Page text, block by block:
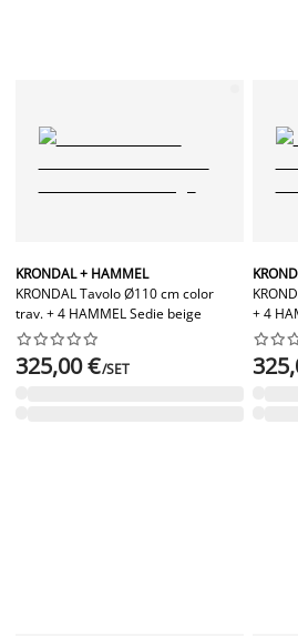
KRONDAL + HAMMEL
KRONDAL Tavolo Ø110 cm color
trav. + 4 HAMMEL Sedie beige






325,00 €/SET
+ 4


